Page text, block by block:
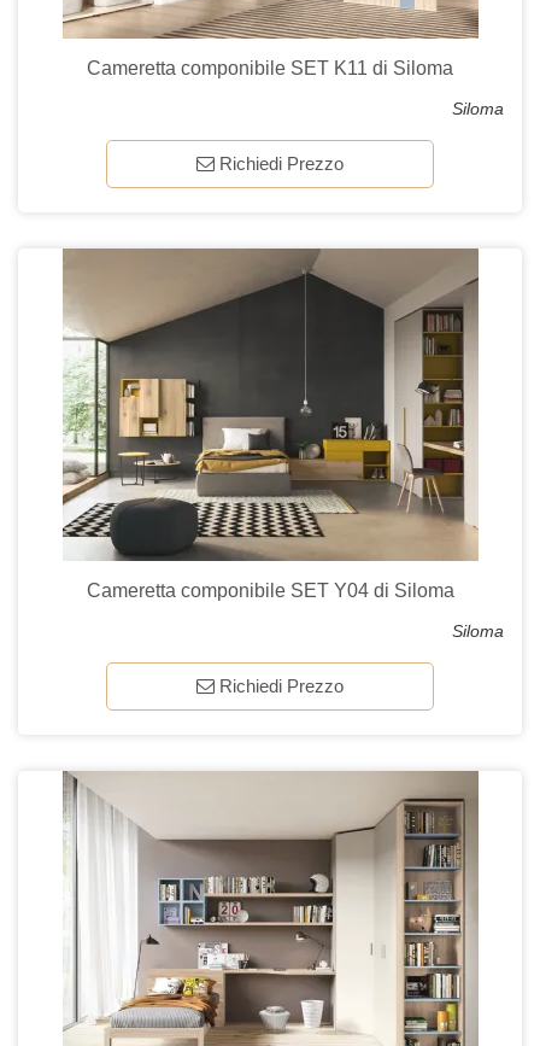
Cameretta componibile SET K11 di Siloma
Siloma
Richiedi Prezzo
Cameretta componibile SET Y04 di Siloma
Siloma
Richiedi Prezzo